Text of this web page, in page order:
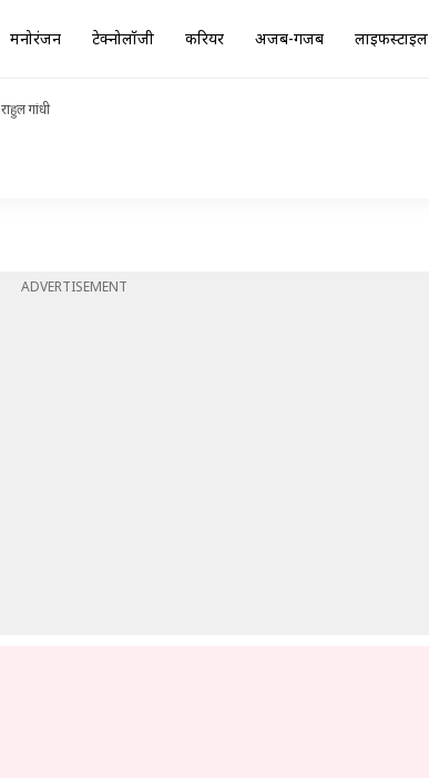
मनोरंजन टेक्नोलॉजी करियर अजब-गजब लाइफस्टाइल
राहुल गांधी
ADVERTISEMENT